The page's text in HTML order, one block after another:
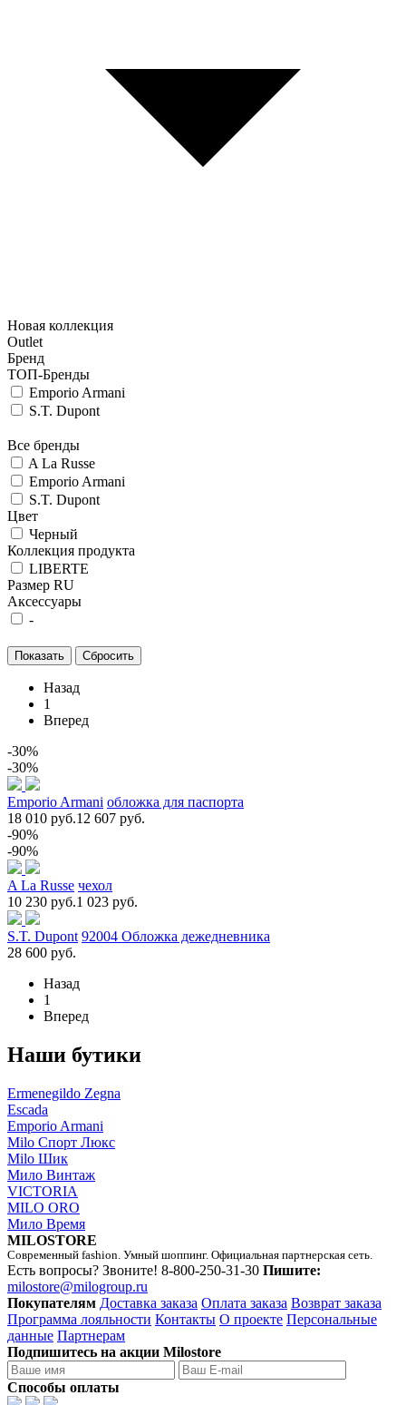
Новая коллекция
Outlet
Бренд
ТОП-Бренды
Emporio Armani
S.T. Dupont
Все бренды
A La Russe
Emporio Armani
S.T. Dupont
Цвет
Черный
Коллекция продукта
LIBERTE
Размер RU
Аксессуары
-
Назад
1
Вперед
-30%
-30%
Emporio Armani обложка для паспорта
18 010 руб.12 607 руб.
-90%
-90%
A La Russe чехол
10 230 руб.1 023 руб.
S.T. Dupont 92004 Обложка дежедневника
28 600 руб.
Назад
1
Вперед
Наши бутики
Ermenegildo Zegna
Escada
Emporio Armani
Milo Спорт Люкс
Milo Шик
Мило Винтаж
VICTORIA
MILO ORO
Мило Время
MILOSTORE
Современный fashion. Умный шоппинг. Официальная партнерская сеть.
Есть вопросы? Звоните! 8-800-250-31-30 Пишите:
milostore@milogroup.ru
Покупателям Доставка заказа Оплата заказа Возврат заказа
Программа лояльности Контакты О проекте Персональные
данные Партнерам
Подпишитесь на акции Milostore
Способы оплаты